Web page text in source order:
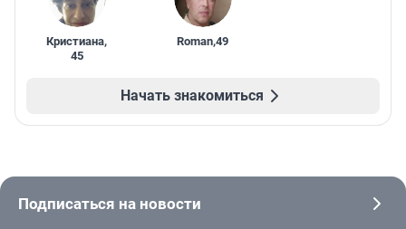
Кристиана,
45
Roman,49
Начать знакомиться
Подписаться на новости